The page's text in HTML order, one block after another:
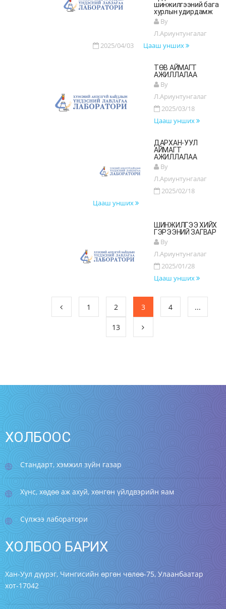
шинжилгээний бага
хурлын удирдамж
By
Л.Ариунтунгалаг
2025/04/03
Цааш унших
ТӨВ АЙМАГТ
АЖИЛЛАЛАА
By
Л.Ариунтунгалаг
2025/03/18
Цааш унших
ДАРХАН-УУЛ
АЙМАГТ
АЖИЛЛАЛАА
By
Л.Ариунтунгалаг
2025/02/18
Цааш унших
ШИНЖИЛГЭЭ ХИЙХ
ГЭРЭЭНИЙ ЗАГВАР
By
Л.Ариунтунгалаг
2025/01/28
Цааш унших
1 2 3 4 ...
13
ХОЛБООС
Стандарт, хэмжил зүйн газар
Хүнс, хөдөө аж ахуй, хөнгөн үйлдвэрийн яам
Сүлжээ лаборатори
ХОЛБОО БАРИХ
Хан-Уул дүүрэг, Чингисийн өргөн чөлөө-75, Улаанбаатар
хот-17042